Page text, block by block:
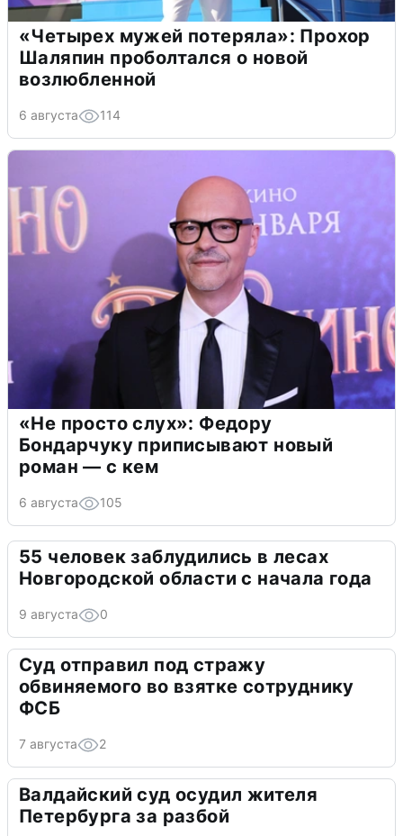
«Четырех мужей потеряла»: Прохор
Шаляпин проболтался о новой
возлюбленной
6 августа 114
«Не просто слух»: Федору
Бондарчуку приписывают новый
роман — с кем
6 августа 105
55 человек заблудились в лесах
Новгородской области с начала года
9 августа 0
Суд отправил под стражу
обвиняемого во взятке сотруднику
ФСБ
7 августа 2
Валдайский суд осудил жителя
Петербурга за разбой